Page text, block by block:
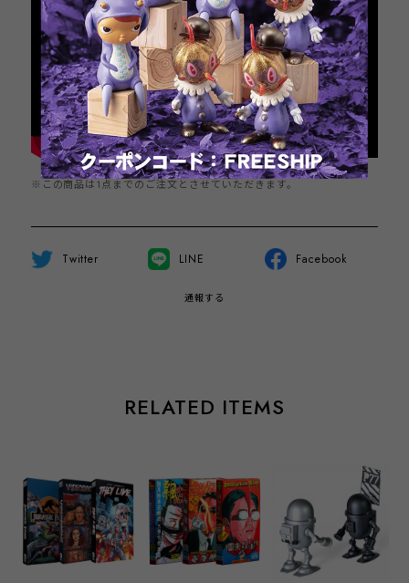
※この商品は1点までのご注文とさせていただきます。
Twitter LINE Facebook
通報する
RELATED ITEMS